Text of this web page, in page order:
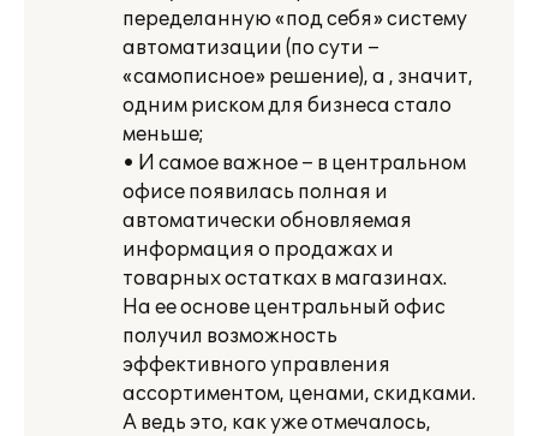
переделанную «под себя» систему
автоматизации (по сути –
«самописное» решение), а , значит,
одним риском для бизнеса стало
меньше;
• И самое важное – в центральном
офисе появилась полная и
автоматически обновляемая
информация о продажах и
товарных остатках в магазинах.
На ее основе центральный офис
получил возможность
эффективного управления
ассортиментом, ценами, скидками.
А ведь это, как уже отмечалось,